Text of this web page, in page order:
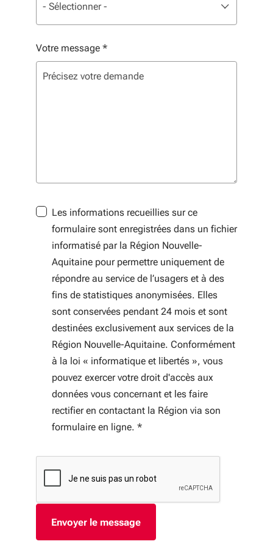
- Sélectionner -
Votre message *
Les informations recueillies sur ce
formulaire sont enregistrées dans un fichier
informatisé par la Région Nouvelle-
Aquitaine pour permettre uniquement de
répondre au service de l’usagers et à des
fins de statistiques anonymisées. Elles
sont conservées pendant 24 mois et sont
destinées exclusivement aux services de la
Région Nouvelle-Aquitaine. Conformément
à la loi « informatique et libertés », vous
pouvez exercer votre droit d'accès aux
données vous concernant et les faire
rectifier en contactant la Région via son
formulaire en ligne. *